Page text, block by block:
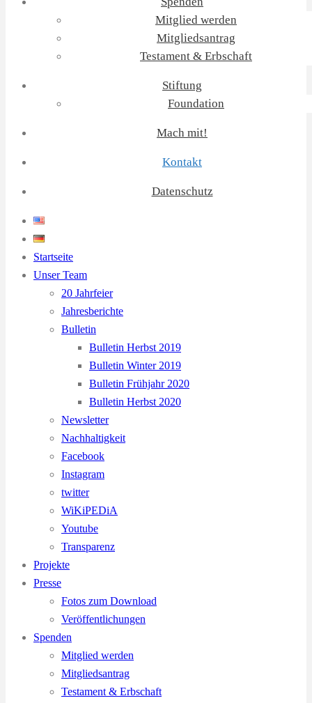
Mitglied werden
Mitgliedsantrag
Testament & Erbschaft
Stiftung
Foundation
Mach mit!
Kontakt
Datenschutz
Startseite
Unser Team
20 Jahrfeier
Jahresberichte
Bulletin
Bulletin Herbst 2019
Bulletin Winter 2019
Bulletin Frühjahr 2020
Bulletin Herbst 2020
Newsletter
Nachhaltigkeit
Facebook
Instagram
twitter
WiKiPEDiA
Youtube
Transparenz
Projekte
Presse
Fotos zum Download
Veröffentlichungen
Spenden
Mitglied werden
Mitgliedsantrag
Testament & Erbschaft